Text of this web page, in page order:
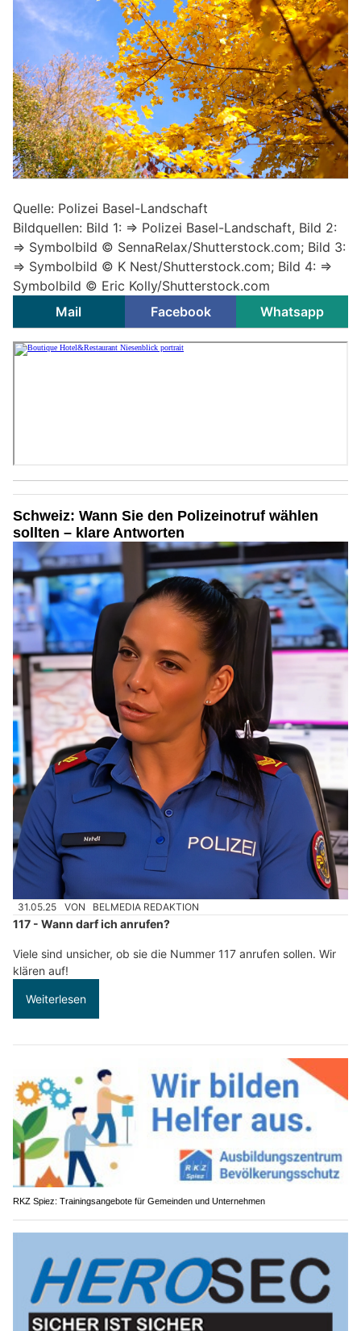
Quelle: Polizei Basel-Landschaft
Bildquellen: Bild 1: => Polizei Basel-Landschaft, Bild 2:
=> Symbolbild © SennaRelax/Shutterstock.com; Bild 3:
=> Symbolbild © K Nest/Shutterstock.com; Bild 4: =>
Symbolbild © Eric Kolly/Shutterstock.com
Mail
Facebook Whatsapp
Schweiz: Wann Sie den Polizeinotruf wählen
sollten – klare Antworten
31.05.25 VON BELMEDIA REDAKTION
117 - Wann darf ich anrufen?
Viele sind unsicher, ob sie die Nummer 117 anrufen sollen. Wir
klären auf!
Weiterlesen
RKZ Spiez: Trainingsangebote für Gemeinden und Unternehmen